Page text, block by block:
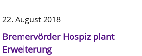
22. August 2018
Bremervörder Hospiz plant
Erweiterung